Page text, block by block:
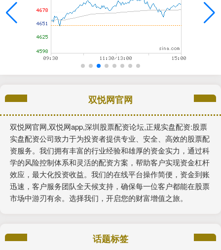
双悦网官网
双悦网官网,双悦网app,深圳股票配资论坛,正规实盘配资:股票
实盘配资公司致力于为投资者提供专业、安全、高效的股票配
资服务。我们拥有丰富的行业经验和雄厚的资金实力，通过科
学的风险控制体系和灵活的配资方案，帮助客户实现资金杠杆
效应，最大化投资收益。我们的在线平台操作简便，资金到账
迅速，客户服务团队全天候支持，确保每一位客户都能在股票
市场中游刃有余。选择我们，开启您的财富增值之旅。
话题标签